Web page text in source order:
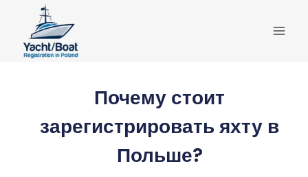
Перейти
содержимому
Почему стоит
зарегистрировать яхту в
Польше?